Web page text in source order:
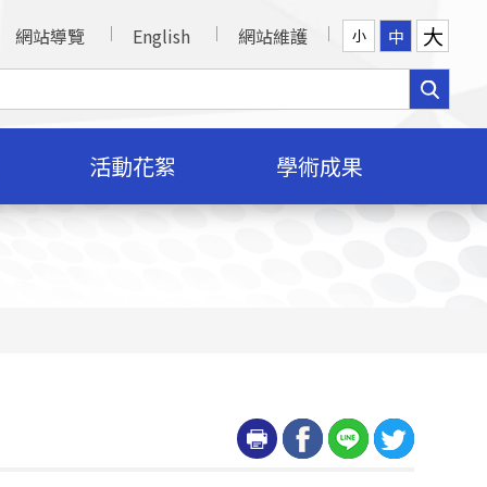
網站導覽 English 網站維護 小 中 大
活動花絮 學術成果